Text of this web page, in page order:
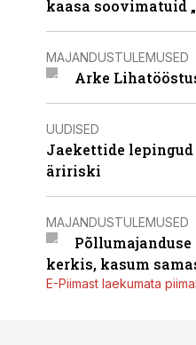
kaasa soovimatuid
MAJANDUSTULEMUSED
Arke
UUDISED
Jaekettide
äririski
MAJANDUSTULEMUSED
kerkis, kasum
E-Piimast laekumata